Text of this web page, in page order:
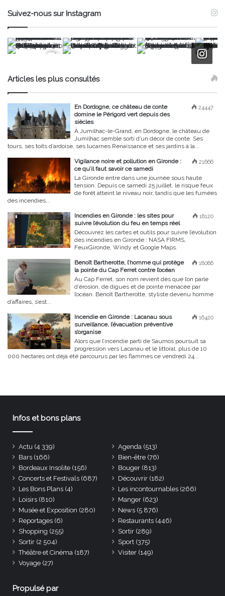
Suivez-nous sur Instagram
Articles les plus consultés
24447
En Dordogne, ce château de conte
domine le Périgord vert depuis des
siècles
À Jumilhac-le-Grand, en Dordogne, le château de
Jumilhac semble sorti d’un décor de conte. Ses
tours, ses toits d’ardoise, ses lucarnes Renaissance et ses jardins à la...
21666
Vigilance noire et pollution en Gironde :
ce qu’il faut savoir ce samedi
La Gironde entre dans une journée sous haute
tension. Depuis ce samedi 25 juillet, le risque feux
de forêt atteint le niveau noir, tandis que les fumées
des incendies...
18120
Incendies en Gironde : les sites pour
suivre l’évolution du feu en temps réel
Découvrez les cartes et outils pour suivre l’évolution
des incendies en Gironde : NASA FIRMS,
FeuxGironde, Windy et Google Maps.
18086
Benoît Bartherotte, l’homme qui protège
la pointe du Cap Ferret contre l’océan
Au Cap Ferret, son nom revient dès que l’on parle
d’érosion, de digues et de pointe menacée par
l’océan. Benoît Bartherotte, styliste devenu homme
d’affaires, s’est...
16420
Incendie en Gironde : Lacanau sous
surveillance, l’évacuation préventive
s’organise
Alors que l’incendie parti de Saumos poursuit sa
progression vers Lacanau et le littoral, plus de 10
000 hectares ont déjà été parcourus par les flammes ce vendredi 24...
Infos et bons plans
Actu (4 339) Agenda (513)
Bars (166) Bien-être (76)
Bordeaux Insolite (156) Bouger (813)
Concerts et Festivals (687) Découvrir (182)
Les Bons Plans (4) Les incontournables (266)
Loisirs (810) Manger (623)
Musée et Exposition (280) News (5 876)
Reportages (6) Restaurants (446)
Shopping (255) Sortir (289)
Sortir (2 504) Sport (375)
Théâtre et Cinéma (187) Visiter (149)
Voyage (27)
Propulsé par